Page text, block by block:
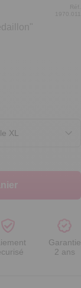
Réf.
1970.011
Garantie
2 ans